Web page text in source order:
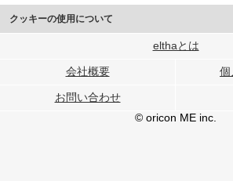
クッキーの使用について
このサイトでは Cookie を使用して、ユーザーに合
行っています。
メディアや広告配信、データ解析の各パートナーに
各パートナーは、この情報とユーザーが各パートナ
ユーザーが各パートナーのサービスを使用したとき
elthaとは
会社概要 個
お問い合わせ
© oricon ME inc.